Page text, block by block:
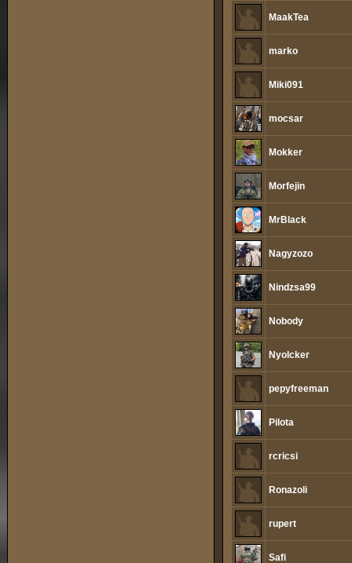
MaakTea
marko
Miki091
mocsar
Mokker
Morfejin
MrBlack
Nagyzozo
Nindzsa99
Nobody
Nyolcker
pepyfreeman
Pilota
rcricsi
Ronazoli
rupert
Safi